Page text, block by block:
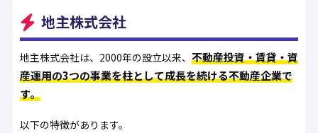
地主株式会社
地主株式会社は、2000年の設立以来、 不動産投資・賃貸・資
産運用の3つの事業を柱として成長を続ける不動産企業で
す。
以下の特徴があります。